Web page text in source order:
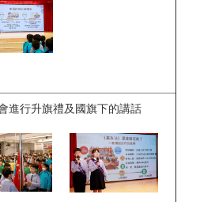
進行升旗禮及國旗下的講話